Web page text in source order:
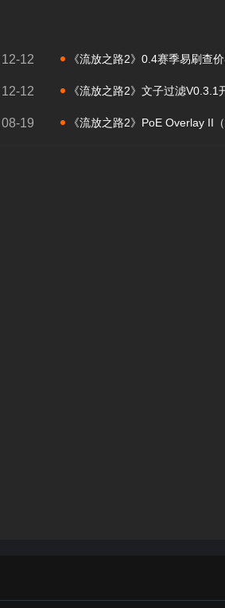
12-12 《流放之路2》0.4赛季易刷查
12-12 《流放之路2》文子过滤V0.3.1
08-19 《流放之路2》PoE Overlay II（查价器）